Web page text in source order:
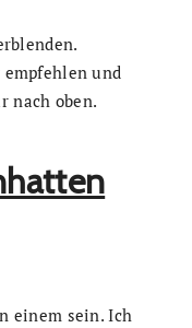
und
nach oben.
einem sein. Ich